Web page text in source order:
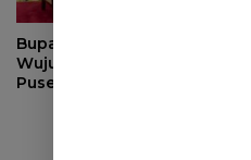
Bupati Berkomitmen
Wujudkan Sumedang
Puseur Budaya Sunda